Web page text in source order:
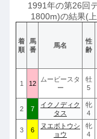
1991年の第26回
1800m)の結果(
着
順
馬
番
馬名
性
齢
1 12
ムービースタ
ー
牡
5
2 7
イクノディク
タス
牝
4
3 6
ヌエボトウシ
ョウ
牝
4